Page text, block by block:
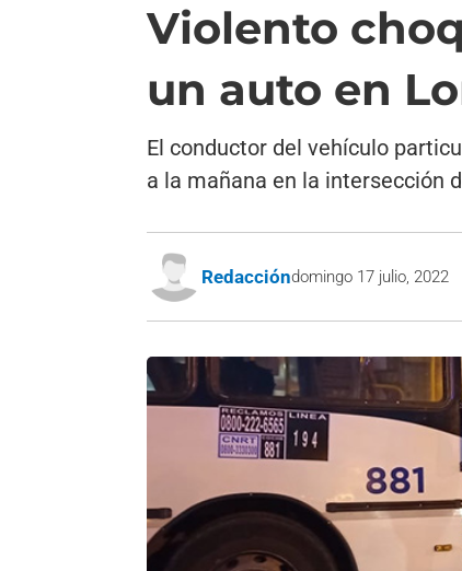
Violento
un auto en
El conductor del vehículo
a la mañana en la intersección
Redaccióndomingo 17 julio, 2022